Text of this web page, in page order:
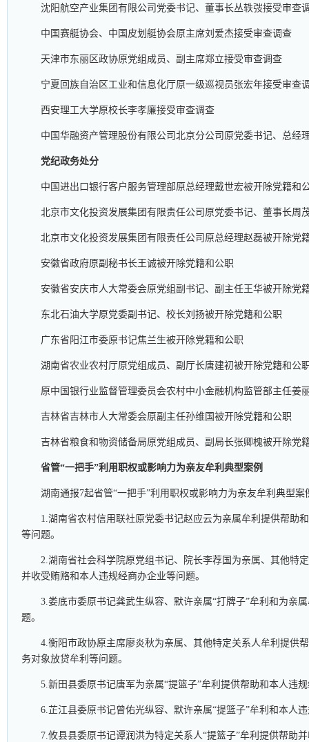
沈阳航空产业集团有限公司党委书记、董事长丛轶弢接受审查
中国赛艇协会、中国皮划艇协会原主席刘爱杰接受审查调查
天津市东丽区政协原党组成员、副主席郑立接受审查调查
宁夏回族自治区工业和信息化厅原一级巡视员张宏年接受审查
西安理工大学原校长李孝廉接受审查调查
中国华融资产管理股份有限公司北京分公司原党委书记、总经
党纪政务处分
中国进出口银行客户服务管理部原总经理戴世宏被开除党籍和
北京市文化投资发展集团有限责任公司原党委书记、董事长周
北京市文化投资发展集团有限责任公司原总经理赵磊被开除党
安徽省政府原副秘书长王诚被开除党籍和公职
安徽省安庆市人大常委会原党组副书记、副主任王华被开除党
东北石油大学原党委副书记、校长刘扬被开除党籍和公职
广东省阳江市委原书记焦兰生被开除党籍和公职
湖南省农业农村厅原党组成员、副厅长唐建初被开除党籍和公
原中国银行业监督管理委员会农村中小金融机构监管部主任姜
吉林省吉林市人大常委会原副主任孙维国被开除党籍和公职
吉林省粮食和物资储备局原党组成员、副局长张卿槐被开除党
省管“一把手”利用职权或影响力为亲友牟利典型案例
湖南通报7起省管“一把手”利用职权或影响力为亲友牟利典型案
1.湖南省农村信用联社原党委书记赵应云为亲属牟利提供帮助
等问题。
2.湖南省社会科学院原党组书记、院长李荐国为亲属、其他特
并收受贿赂和本人违规经商办企业等问题。
3.娄底市委原书记龚武生纵容、默许亲属“打牌子”牟利和为亲
题。
4.衡阳市政协原主席廖炎秋为亲属、其他特定关系人牟利提供
务对象放贷牟利等问题。
5.新田县委原书记唐军为亲属“提篮子”牟利提供帮助和本人违
6.芷江县委原书记曾佑光纵容、默许亲属“提篮子”牟利和本人
7.攸县县委原书记谭润洪为特定关系人“提篮子”牟利提供帮助